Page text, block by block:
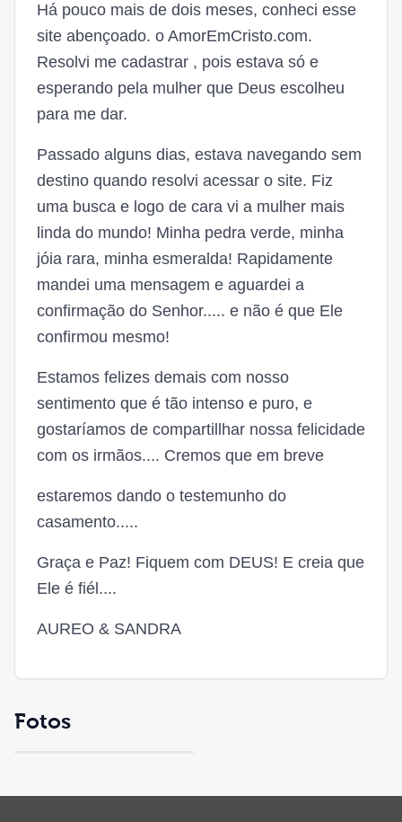
Há pouco mais de dois meses, conheci esse
site abençoado. o AmorEmCristo.com.
Resolvi me cadastrar , pois estava só e
esperando pela mulher que Deus escolheu
para me dar.
Passado alguns dias, estava navegando sem
destino quando resolvi acessar o site. Fiz
uma busca e logo de cara vi a mulher mais
linda do mundo! Minha pedra verde, minha
jóia rara, minha esmeralda! Rapidamente
mandei uma mensagem e aguardei a
confirmação do Senhor..... e não é que Ele
confirmou mesmo!
Estamos felizes demais com nosso
sentimento que é tão intenso e puro, e
gostaríamos de compartillhar nossa felicidade
com os irmãos.... Cremos que em breve
estaremos dando o testemunho do
casamento.....
Graça e Paz! Fiquem com DEUS! E creia que
Ele é fiél....
AUREO & SANDRA
Fotos